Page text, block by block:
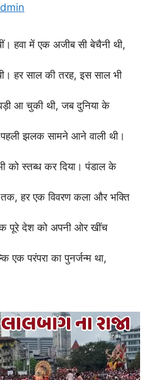
हवा में एक अजीब सी बेचैनी थी,
हर साल की तरह, इस साल भी
आ चुकी थी, जब दुनिया के
पहली झलक सामने आने वाली थी।
को स्तब्ध कर दिया। पंडाल के
तक, हर एक विवरण कला और भक्ति
पूरे देश को अपनी ओर खींच
एक परंपरा का पुनर्जन्म था,